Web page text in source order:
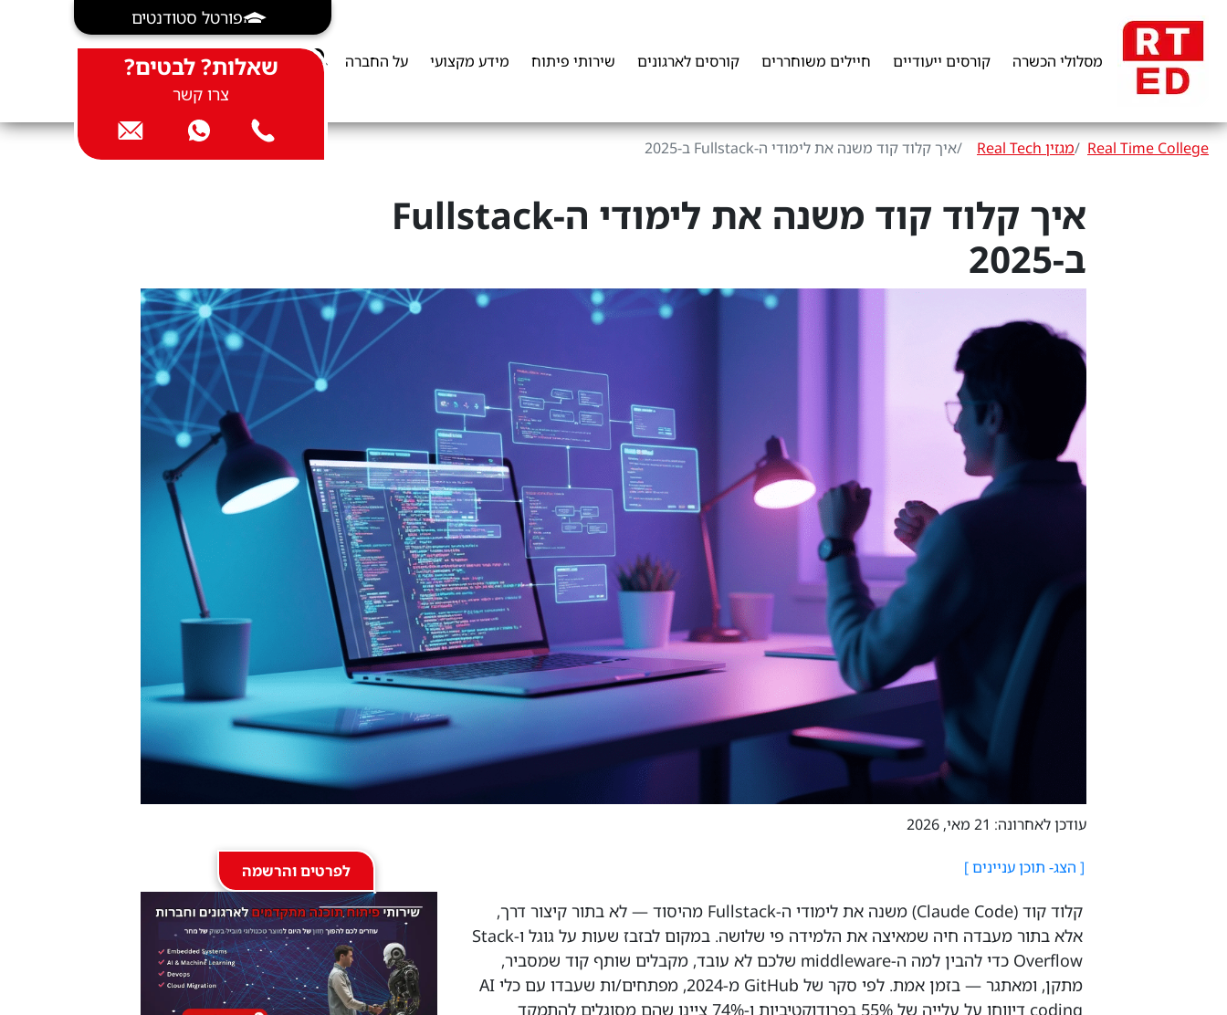
על החברה מידע מקצועי שירותי פיתוח קורסים לארגונים חיילים משוחררים קורסים ייעודיים מסלולי הכשרה
פורטל סטודנטים
שאלות? לבטים?
צרו קשר
Real Time College מגזין Real Tech איך קלוד קוד משנה את לימודי ה-Fullstack ב-2025
איך קלוד קוד משנה את לימודי ה-Fullstack
ב-2025
עודכן לאחרונה: 21 מאי, 2026
לפרטים והרשמה
קלוד קוד (Claude Code) משנה את לימודי ה-Fullstack מהיסוד — לא בתור קיצור דרך,
אלא בתור מעבדה חיה שמאיצה את הלמידה פי שלושה. במקום לבזבז שעות על גוגל ו-Stack
Overflow כדי להבין למה ה-middleware שלכם לא עובד, מקבלים שותף קוד שמסביר,
מתקן, ומאתגר — בזמן אמת. לפי סקר של GitHub מ-2024, מפתחים/ות שעבדו עם כלי AI
coding דיווחו על עלייה של 55% בפרודוקטיביות ו-74% ציינו שהם מסוגלים להתמקד